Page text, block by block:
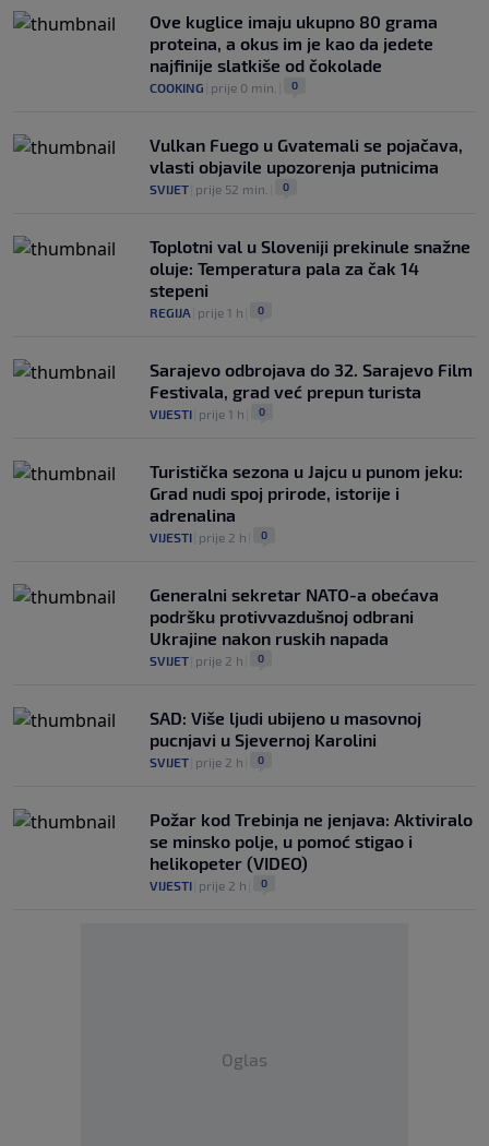
planova: Otkriveno šta je ponudio
Marokancima za podršku
NOGOMET |prije 2 h| 0
Ove kuglice imaju ukupno 80 grama
proteina, a okus im je kao da jedete
najfinije slatkiše od čokolade
COOKING prije 0 min. 0
Vulkan Fuego u Gvatemali se pojačava,
vlasti objavile upozorenja putnicima
SVIJET prije 52 min. 0
Toplotni val u Sloveniji prekinule snažne
oluje: Temperatura pala za čak 14
stepeni
REGIJA prije 1 h 0
Sarajevo odbrojava do 32. Sarajevo Film
Festivala, grad već prepun turista
VIJESTI prije 1 h 0
Turistička sezona u Jajcu u punom jeku:
Grad nudi spoj prirode, istorije i
adrenalina
VIJESTI prije 2 h 0
Generalni sekretar NATO-a obećava
podršku protivvazdušnoj odbrani
Ukrajine nakon ruskih napada
SVIJET prije 2 h 0
SAD: Više ljudi ubijeno u masovnoj
pucnjavi u Sjevernoj Karolini
SVIJET prije 2 h 0
Požar kod Trebinja ne jenjava: Aktiviralo
se minsko polje, u pomoć stigao i
helikopeter (VIDEO)
VIJESTI prije 2 h 0
Oglas